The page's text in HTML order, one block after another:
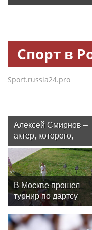
Спорт в
Sport.russia24.pro
Алексей Смирнов –
актер, которого,
надеюсь, еще не
забыли
В Москве прошел
турнир по дартсу
от «Роснефти»